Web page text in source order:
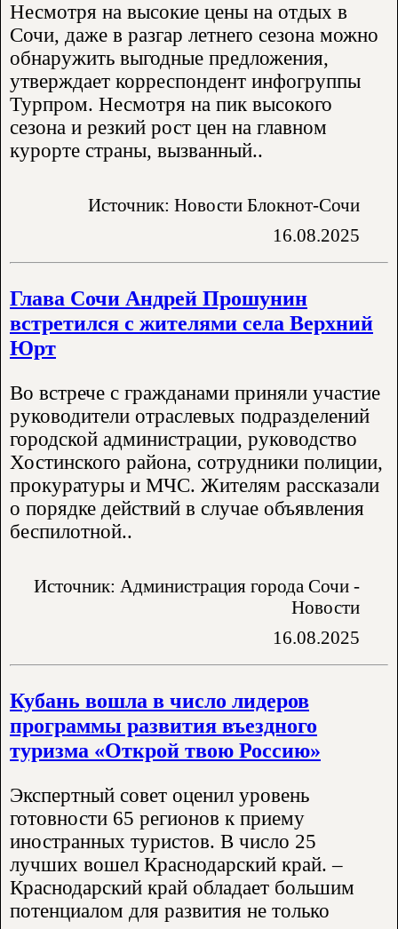
Несмотря на высокие цены на отдых в
Сочи, даже в разгар летнего сезона можно
обнаружить выгодные предложения,
утверждает корреспондент инфогруппы
Турпром. Несмотря на пик высокого
сезона и резкий рост цен на главном
курорте страны, вызванный..
Источник: Новости Блокнот-Сочи
16.08.2025
Глава Сочи Андрей Прошунин
встретился с жителями села Верхний
Юрт
Во встрече с гражданами приняли участие
руководители отраслевых подразделений
городской администрации, руководство
Хостинского района, сотрудники полиции,
прокуратуры и МЧС. Жителям рассказали
о порядке действий в случае объявления
беспилотной..
Источник: Администрация города Сочи -
Новости
16.08.2025
Кубань вошла в число лидеров
программы развития въездного
туризма «Открой твою Россию»
Экспертный совет оценил уровень
готовности 65 регионов к приему
иностранных туристов. В число 25
лучших вошел Краснодарский край. –
Краснодарский край обладает большим
потенциалом для развития не только